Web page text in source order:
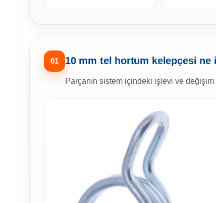
01 10 mm tel hortum kelepçesi ne
Parçanın sistem içindeki işlevi ve değişim